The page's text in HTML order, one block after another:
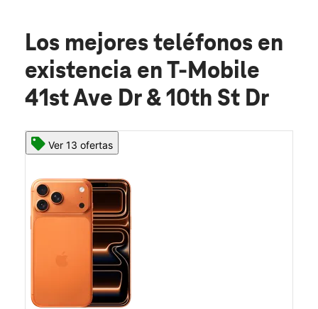
Los mejores teléfonos en
existencia en T-Mobile
41st Ave Dr & 10th St Dr
Ver 13 ofertas